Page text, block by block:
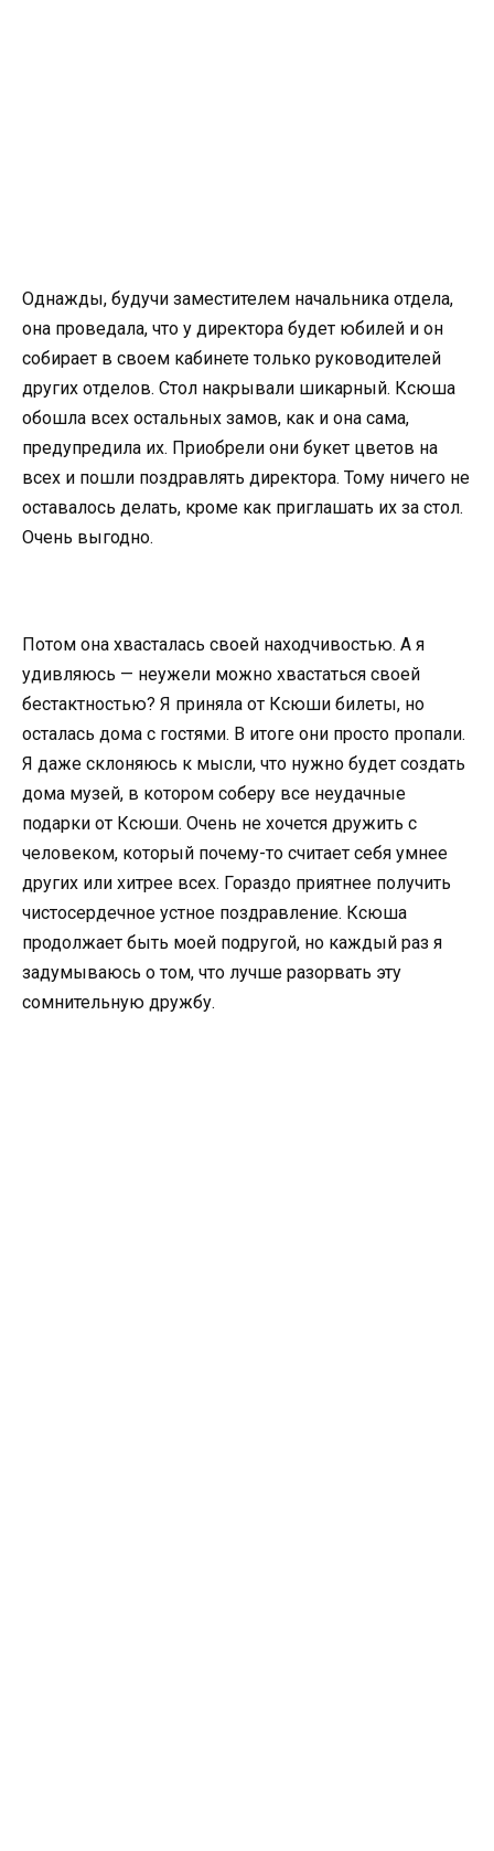
Однажды, будучи заместителем начальника отдела,
она проведала, что у директора будет юбилей и он
собирает в своем кабинете только руководителей
других отделов. Стол накрывали шикарный. Ксюша
обошла всех остальных замов, как и она сама,
предупредила их. Приобрели они букет цветов на
всех и пошли поздравлять директора. Тому ничего не
оставалось делать, кроме как приглашать их за стол.
Очень выгодно.
Потом она хвасталась своей находчивостью. А я
удивляюсь — неужели можно хвастаться своей
бестактностью? Я приняла от Ксюши билеты, но
осталась дома с гостями. В итоге они просто пропали.
Я даже склоняюсь к мысли, что нужно будет создать
дома музей, в котором соберу все неудачные
подарки от Ксюши. Очень не хочется дружить с
человеком, который почему-то считает себя умнее
других или хитрее всех. Гораздо приятнее получить
чистосердечное устное поздравление. Ксюша
продолжает быть моей подругой, но каждый раз я
задумываюсь о том, что лучше разорвать эту
сомнительную дружбу.